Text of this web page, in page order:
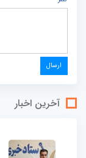
آخرین اخبار